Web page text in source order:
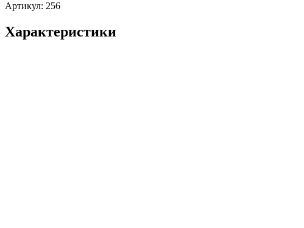
Артикул: 256
Характеристики